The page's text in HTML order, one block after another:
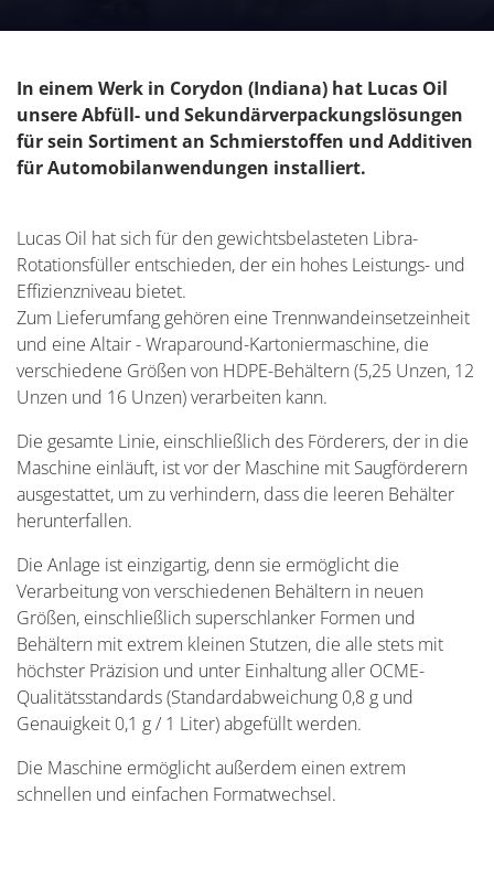
Automobilanwendungen installiert.
In einem Werk in Corydon (Indiana) hat Lucas Oil
unsere Abfüll- und Sekundärverpackungslösungen
für sein Sortiment an Schmierstoffen und Additiven
für Automobilanwendungen installiert.
Lucas Oil hat sich für den gewichtsbelasteten Libra-
Rotationsfüller entschieden, der ein hohes Leistungs- und
Effizienzniveau bietet.
Zum Lieferumfang gehören eine Trennwandeinsetzeinheit
und eine Altair - Wraparound-Kartoniermaschine, die
verschiedene Größen von HDPE-Behältern (5,25 Unzen, 12
Unzen und 16 Unzen) verarbeiten kann.
Die gesamte Linie, einschließlich des Förderers, der in die
Maschine einläuft, ist vor der Maschine mit Saugförderern
ausgestattet, um zu verhindern, dass die leeren Behälter
herunterfallen.
Die Anlage ist einzigartig, denn sie ermöglicht die
Verarbeitung von verschiedenen Behältern in neuen
Größen, einschließlich superschlanker Formen und
Behältern mit extrem kleinen Stutzen, die alle stets mit
höchster Präzision und unter Einhaltung aller OCME-
Qualitätsstandards (Standardabweichung 0,8 g und
Genauigkeit 0,1 g / 1 Liter) abgefüllt werden.
Die Maschine ermöglicht außerdem einen extrem
schnellen und einfachen Formatwechsel.